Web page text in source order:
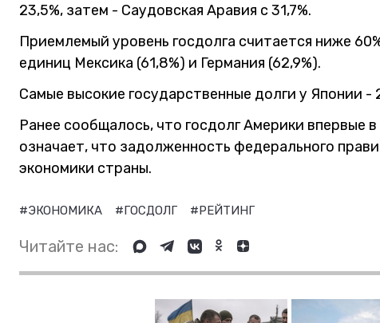
23,5%, затем - Саудовская Аравия с 31,7%.
Приемлемый уровень госдолга считается ниже
единиц Мексика (61,8%) и Германия (62,9%).
Самые высокие государственные долги у Японии -
Ранее сообщалось, что госдолг Америки впервые
означает, что задолженность федерального
экономики страны.
#ЭКОНОМИКА #ГОСДОЛГ #РЕЙТИНГ
Читайте нас: